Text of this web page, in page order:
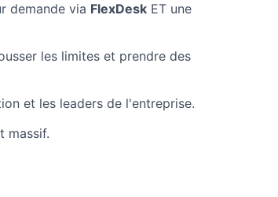
demande via FlexDesk ET une
les limites et prendre des
et les leaders de l'entreprise.
massif.